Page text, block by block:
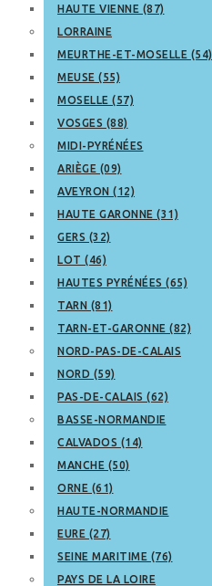
HAUTE VIENNE (87)
LORRAINE
MEURTHE-ET-MOSELLE (54)
MEUSE (55)
MOSELLE (57)
VOSGES (88)
MIDI-PYRÉNÉES
ARIÈGE (09)
AVEYRON (12)
HAUTE GARONNE (31)
GERS (32)
LOT (46)
HAUTES PYRÉNÉES (65)
TARN (81)
TARN-ET-GARONNE (82)
NORD-PAS-DE-CALAIS
NORD (59)
PAS-DE-CALAIS (62)
BASSE-NORMANDIE
CALVADOS (14)
MANCHE (50)
ORNE (61)
HAUTE-NORMANDIE
EURE (27)
SEINE MARITIME (76)
PAYS DE LA LOIRE